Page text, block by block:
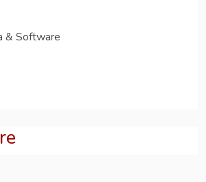
& Software